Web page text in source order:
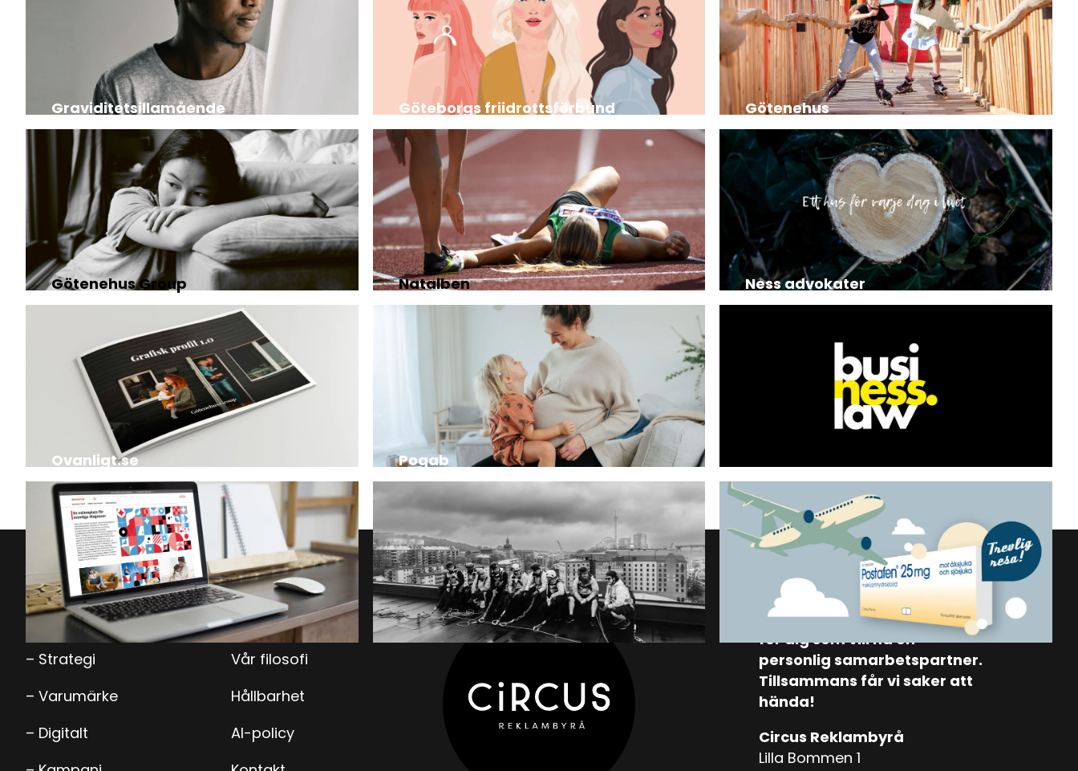
Graviditetsillamående Göteborgs friidrottsförbund Götenehus
Götenehus Group Natalben Ness advokater
Ovanligt.se Pogab
Vad vi gör
– Strategi
– Varumärke
– Digitalt
Case
Vår filosofi
Hållbarhet
AI-policy
Vi är en strategisk reklambyrå
för dig som vill ha en
personlig samarbetspartner.
Tillsammans får vi saker att
hända!
Circus Reklambyrå
Lilla Bommen 1